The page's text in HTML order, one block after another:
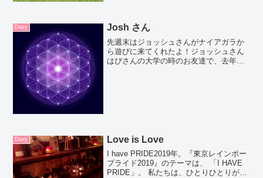
る、とってもいい機会になった。頻繁に
電話をするようになった。コ...
Diary Josh さん
先週末はジョッシュさんがナイアガラか
ら遊びに来てくれたよ！ジョッシュさん
はぴさんの大学の時のお友達で、去年の
Diary Love is Love
I have PRIDE2019年。『東京レインボー
プライド2019』のテーマは、 「I HAVE
PRIDE」。 私たちは、ひとりひとりが